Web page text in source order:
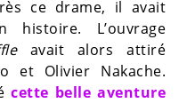
ce drame, il avait
L’ouvrage
avait alors attiré
et Olivier Nakache.
cette belle aventure